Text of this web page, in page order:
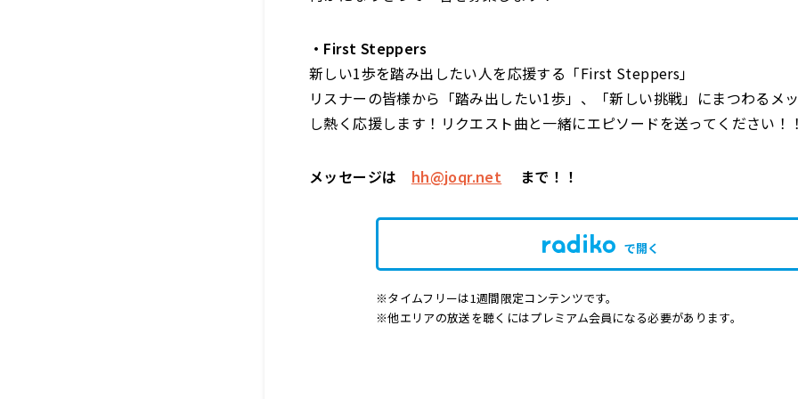
・First Steppers
新しい1歩を踏み出したい人を応援する「First Steppers」
リスナーの皆様から「踏み出したい1歩」、「新しい挑戦」にまつわるメ
し熱く応援します！リクエスト曲と一緒にエピソードを送ってください！！
メッセージは hh@joqr.net まで！！
で開く
※タイムフリーは1週間限定コンテンツです。
※他エリアの放送を聴くにはプレミアム会員になる必要があります。